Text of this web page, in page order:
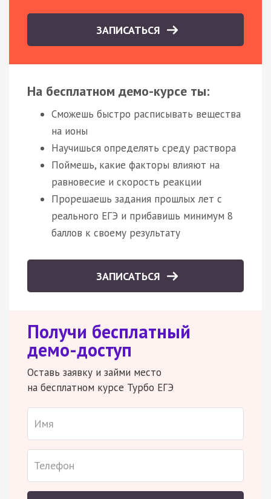
ЗАПИСАТЬСЯ
На бесплатном демо-курсе ты:
Сможешь быстро расписывать вещества
на ионы
Научишься определять среду раствора
Поймешь, какие факторы влияют на
равновесие и скорость реакции
Прорешаешь задания прошлых лет с
реального ЕГЭ и прибавишь минимум 8
баллов к своему результату
ЗАПИСАТЬСЯ
Получи бесплатный
демо-доступ
Оставь заявку и займи место
на бесплатном курсе Турбо ЕГЭ